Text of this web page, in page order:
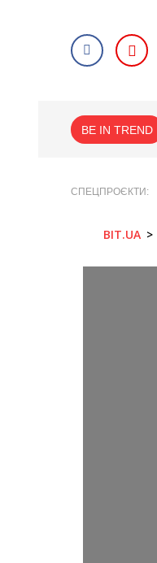
BE IN TREND
СПЕЦПРОЄКТИ
BIT.UA